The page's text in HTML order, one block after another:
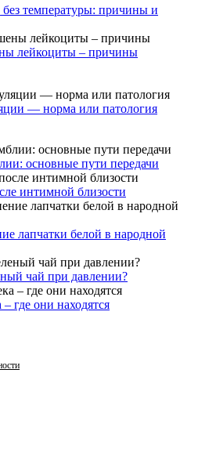
температуры: причины и
лейкоциты – причины
— норма или патология
основные пути передачи
интимной близости
лапчатки белой в народной
чай при давлении?
где они находятся